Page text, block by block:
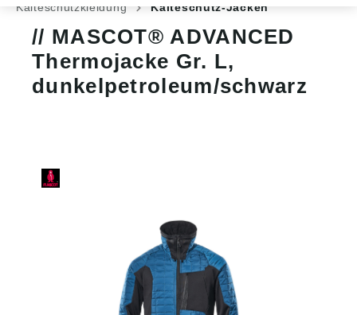
Kälteschutzkleidung
Kälteschutz-Jacken
MASCOT® ADVANCED
Thermojacke Gr. L,
dunkelpetroleum/schwarz